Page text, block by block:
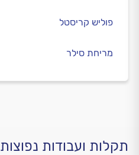
פוליש קריסטל
מריחת סילר
תקלות ועבודות נפוצות